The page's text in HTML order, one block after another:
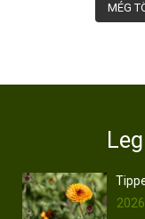
MÉG